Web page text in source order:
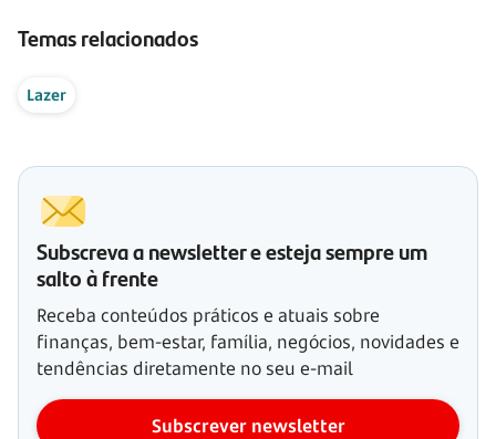
Temas relacionados
Lazer
Subscreva a newsletter e esteja sempre um
salto à frente
Receba conteúdos práticos e atuais sobre
finanças, bem-estar, família, negócios, novidades e
tendências diretamente no seu e-mail
Subscrever newsletter